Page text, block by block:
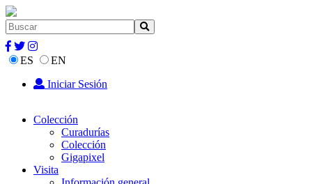
ES
EN
Iniciar Sesión
Colección
Curadurías
Colección
Gigapixel
Visita